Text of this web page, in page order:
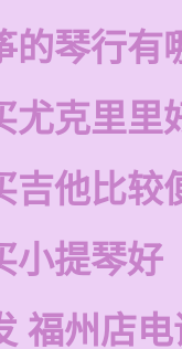
的琴行有
尤克里里
吉他比较
小提琴好
福州店